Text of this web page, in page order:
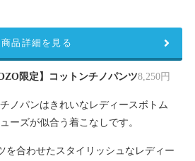
限定】コットンチノパンツ8,250円
ノパンはきれいなレディースボトム
ーズが似合う着こなしです。
を合わせたスタイリッシュなレディー
商品詳細を見る